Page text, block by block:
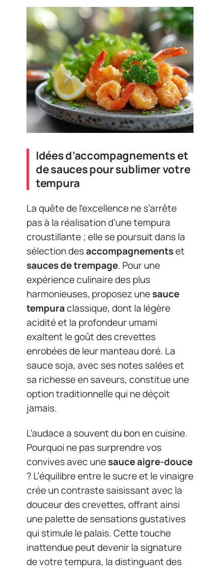
Idées d’accompagnements et
de sauces pour sublimer votre
tempura
La quête de l’excellence ne s’arrête
pas à la réalisation d’une tempura
croustillante ; elle se poursuit dans la
sélection desaccompagnementset
sauces de trempage. Pour une
expérience culinaire des plus
harmonieuses, proposez unesauce
tempuraclassique, dont la légère
acidité et la profondeur umami
exaltent le goût des crevettes
enrobées de leur manteau doré. La
sauce soja, avec ses notes salées et
sa richesse en saveurs, constitue une
option traditionnelle qui ne déçoit
jamais.
L’audace a souvent du bon en cuisine.
Pourquoi ne pas surprendre vos
convives avec unesauce aigre-douce
? L’équilibre entre le sucre et le vinaigre
crée un contraste saisissant avec la
douceur des crevettes, offrant ainsi
une palette de sensations gustatives
qui stimule le palais. Cette touche
inattendue peut devenir la signature
de votre tempura, la distinguant des